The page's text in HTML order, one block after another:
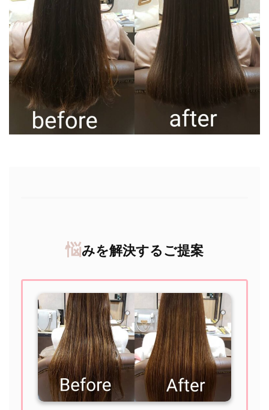
悩みを解決するご提案